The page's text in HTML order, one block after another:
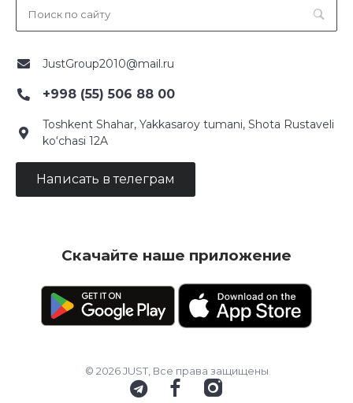
JustGroup2010@mail.ru
+998 (55) 506 88 00
Toshkent Shahar, Yakkasaroy tumani, Shota Rustaveli
ko‘chasi 12A
Написать в телеграм
Скачайте наше приложение
© 2026 JUST, Все права защищены